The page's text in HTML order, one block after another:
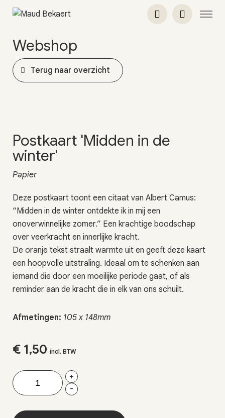
Webshop
Terug naar overzicht
Postkaart 'Midden in de
winter'
Papier
Deze postkaart toont een citaat van Albert Camus:
“Midden in de winter ontdekte ik in mij een
onoverwinnelijke zomer.” Een krachtige boodschap
over veerkracht en innerlijke kracht.
De oranje tekst straalt warmte uit en geeft deze kaart
een hoopvolle uitstraling. Ideaal om te schenken aan
iemand die door een moeilijke periode gaat, of als
reminder aan de kracht die in elk van ons schuilt.
Afmetingen: 105 x 148mm
€ 1,50 incl. BTW
-
+